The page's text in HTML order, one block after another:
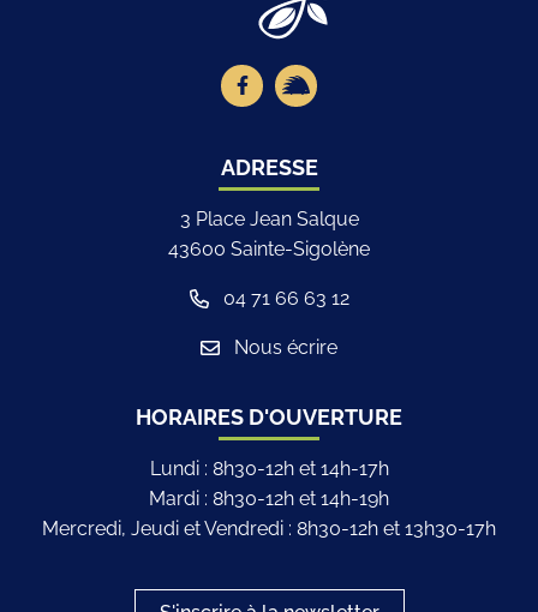
Lien vers le compte Facebook
Lien vers la page illiwap
ADRESSE
3 Place Jean Salque
43600 Sainte-Sigolène
04 71 66 63 12
Nous écrire
HORAIRES D'OUVERTURE
Lundi : 8h30-12h et 14h-17h
Mardi : 8h30-12h et 14h-19h
Mercredi, Jeudi et Vendredi : 8h30-12h et 13h30-17h